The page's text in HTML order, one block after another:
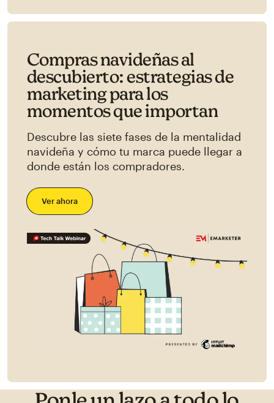
Compras navideñas al
descubierto: estrategias de
marketing para los
momentos que importan
Descubre las siete fases de la mentalidad
navideña y cómo tu marca puede llegar a
donde están los compradores.
Ver ahora